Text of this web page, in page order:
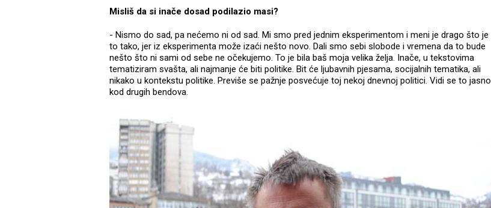
Misliš da si inače dosad podilazio masi?
- Nismo do sad, pa nećemo ni od sad. Mi smo pred jednim eksperimentom i meni je drago što je
to tako, jer iz eksperimenta može izaći nešto novo. Dali smo sebi slobode i vremena da to bude
nešto što ni sami od sebe ne očekujemo. To je bila baš moja velika želja. Inače, u tekstovima
tematiziram svašta, ali najmanje će biti politike. Bit će ljubavnih pjesama, socijalnih tematika, ali
nikako u kontekstu politike. Previše se pažnje posvećuje toj nekoj dnevnoj politici. Vidi se to jasno
kod drugih bendova.